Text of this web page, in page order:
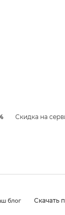
Скидка на
блог Скачать